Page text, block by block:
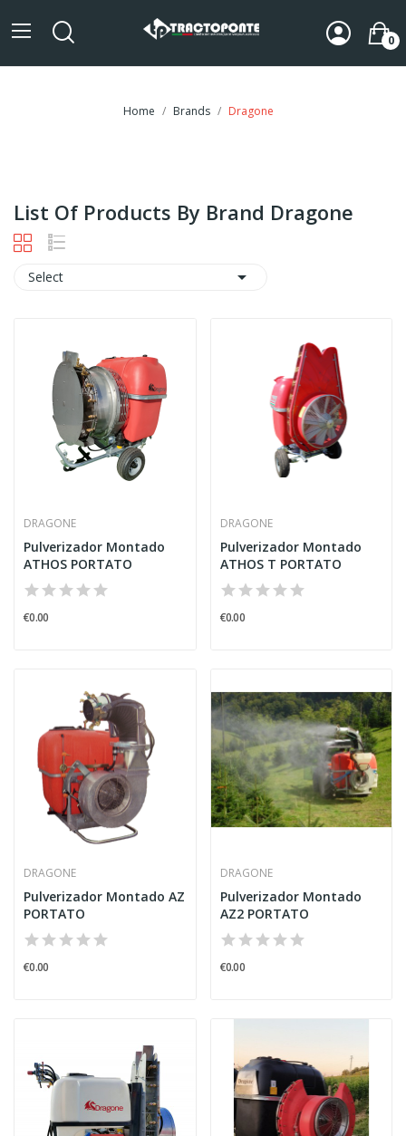
0
Home Brands Dragone
List Of Products By Brand Dragone
Select 
DRAGONE
Pulverizador Montado
ATHOS PORTATO
€0.00
DRAGONE
Pulverizador Montado
ATHOS T PORTATO
€0.00
DRAGONE
Pulverizador Montado AZ
PORTATO
€0.00
DRAGONE
Pulverizador Montado
AZ2 PORTATO
€0.00